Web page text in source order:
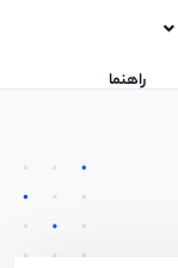
راهنما